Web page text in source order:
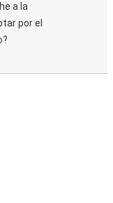
a la
por el